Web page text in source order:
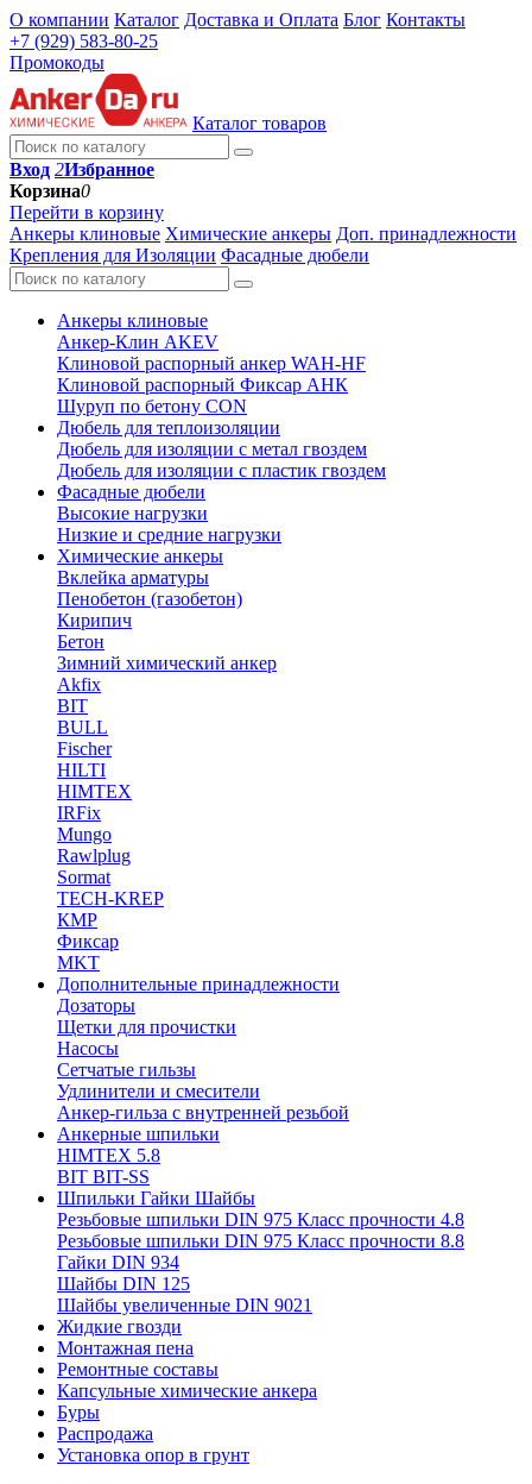
О компании Каталог Доставка и Оплата Блог Контакты
+7 (929) 583-80-25
Промокоды
Каталог товаров
Вход 2Избранное
Корзина0
Перейти в корзину
Анкеры клиновые Химические анкеры Доп. принадлежности
Крепления для Изоляции Фасадные дюбели
Анкеры клиновые
Анкер-Клин AKEV
Клиновой распорный анкер WAH-HF
Клиновой распорный Фиксар АНК
Шуруп по бетону CON
Дюбель для теплоизоляции
Дюбель для изоляции с метал гвоздем
Дюбель для изоляции с пластик гвоздем
Фасадные дюбели
Высокие нагрузки
Низкие и средние нагрузки
Химические анкеры
Вклейка арматуры
Пенобетон (газобетон)
Кирипич
Бетон
Зимний химический анкер
Akfix
BIT
BULL
Fischer
HILTI
HIMTEX
IRFix
Mungo
Rawlplug
Sormat
TECH-KREP
КМР
Фиксар
MKT
Дополнительные принадлежности
Дозаторы
Щетки для прочистки
Насосы
Сетчатые гильзы
Удлинители и смесители
Анкер-гильза с внутренней резьбой
Анкерные шпильки
HIMTEX 5.8
BIT BIT-SS
Шпильки Гайки Шайбы
Резьбовые шпильки DIN 975 Класс прочности 4.8
Резьбовые шпильки DIN 975 Класс прочности 8.8
Гайки DIN 934
Шайбы DIN 125
Шайбы увеличенные DIN 9021
Жидкие гвозди
Монтажная пена
Ремонтные составы
Капсульные химические анкера
Буры
Распродажа
Установка опор в грунт